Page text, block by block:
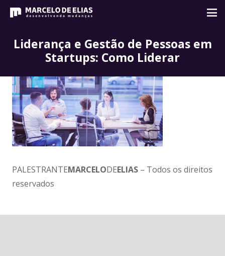
Liderança e Gestão de Pessoas em
Startups: Como Liderar
PALESTRANTEMARCELODEELIAS – Todos os direitos
reservados